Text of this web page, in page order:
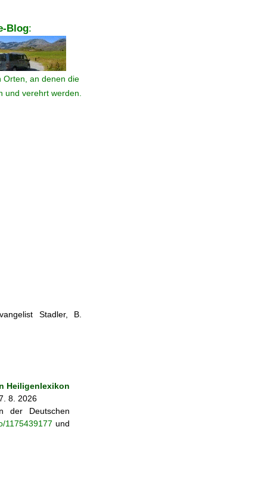
Blog:
Orten, an denen die
und verehrt werden.
Stadler, B.
Heiligenlexikon
8. 2026
der Deutschen
1175439177 und